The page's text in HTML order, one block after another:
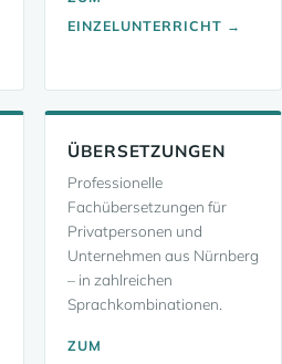
EINZELUNTERRICHT →
ÜBERSETZUNGEN
Professionelle
Fachübersetzungen für
Privatpersonen und
Unternehmen aus Nürnberg
– in zahlreichen
Sprachkombinationen.
ZUM